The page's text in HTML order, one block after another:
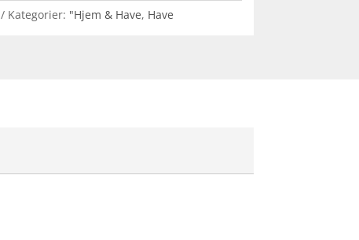
Kategorier: "Hjem & Have, Have